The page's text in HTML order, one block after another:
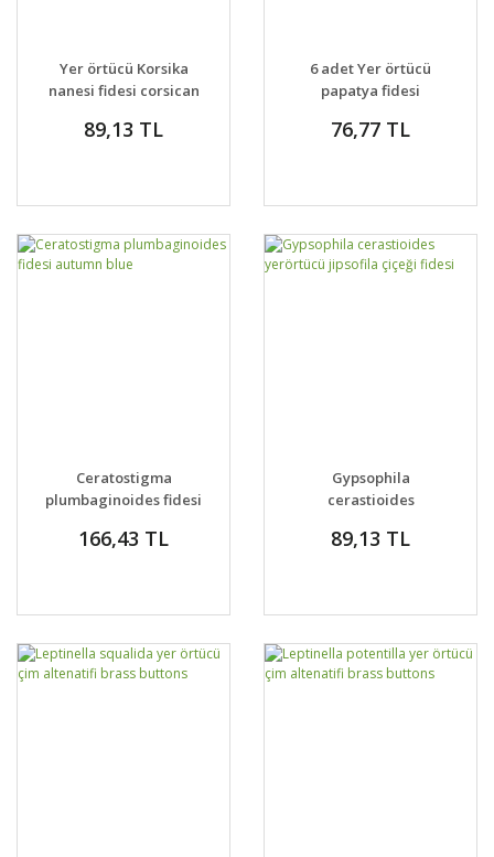
Yer örtücü Korsika
nanesi fidesi corsican
89,13 TL
6 adet Yer örtücü
papatya fidesi
76,77 TL
Ceratostigma
plumbaginoides fidesi
166,43 TL
Gypsophila
cerastioides
çiçeği fidesi
89,13 TL